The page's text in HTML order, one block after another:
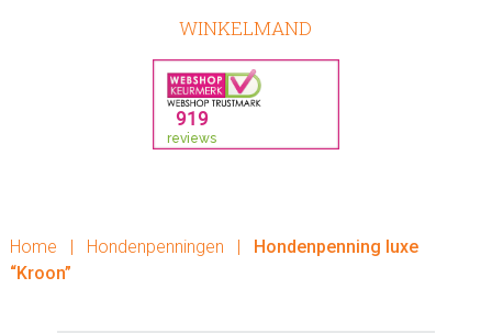
WINKELMAND
Home | Hondenpenningen |
Hondenpenning luxe
“Kroon”